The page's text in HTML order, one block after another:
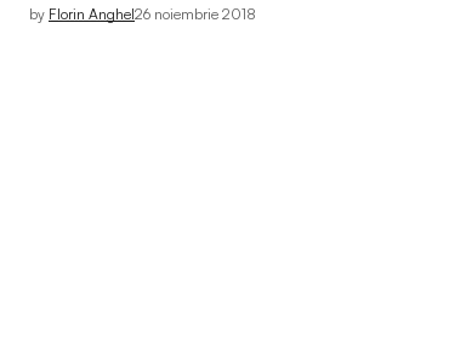
by Florin Anghel26 noiembrie 2018